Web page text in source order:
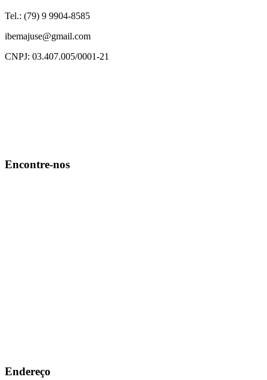
Tel.: (79) 9 9904-8585
ibemajuse@gmail.com
CNPJ: 03.407.005/0001-21
Encontre-nos
Endereço